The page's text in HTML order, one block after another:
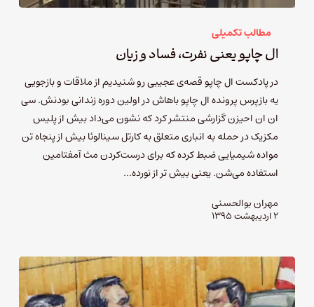
مطالب تکمیلی
ال چاپو یعنی نفرت، فساد و زیان
در پادکست ال چاپو قصه‌ی عجیبی رو شنیدیم از ملاقات و بازجویی
یه بازپرس پرونده ال چاپو باهاش در اولین دوره زندانی بودنش. سی
ان ان احیزن گزارشی منتشر کرد که نشون می‌داد بیش از پلیس
مکزیک در حمله به انباری متعلق به کارتل سینالوئا بیش از پنجاه تن
مواده شیمیایی ضبط کرده که برای درست‌کردن مث آمفتامین
استفاده می‌شن. یعنی بیش تر از نورده…
مهران بوالحسنی
۲ اردیبهشت ۱۳۹۵